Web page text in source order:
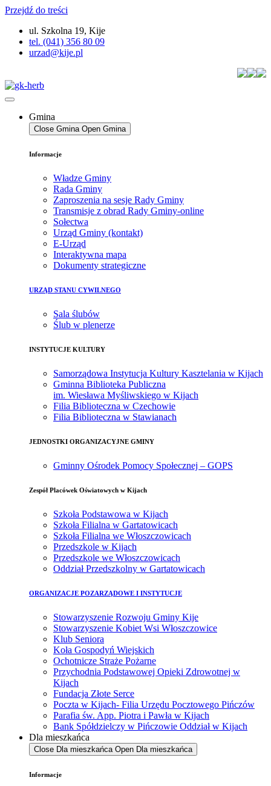
Przejdź do treści
ul. Szkolna 19, Kije
tel. (041) 356 80 09
urzad@kije.pl
Gmina
Close Gmina Open Gmina
Informacje
Władze Gminy
Rada Gminy
Zaproszenia na sesje Rady Gminy
Transmisje z obrad Rady Gminy-online
Sołectwa
Urząd Gminy (kontakt)
E-Urząd
Interaktywna mapa
Dokumenty strategiczne
URZĄD STANU CYWILNEGO
Sala ślubów
Ślub w plenerze
INSTYTUCJE KULTURY
Samorządowa Instytucja Kultury Kasztelania w Kijach
Gminna Biblioteka Publiczna
im. Wiesława Myśliwskiego w Kijach
Filia Biblioteczna w Czechowie
Filia Biblioteczna w Stawianach
JEDNOSTKI ORGANIZACYJNE GMINY
Gminny Ośrodek Pomocy Społecznej – GOPS
Zespół Placówek Oświatowych w Kijach
Szkoła Podstawowa w Kijach
Szkoła Filialna w Gartatowicach
Szkoła Filialna we Włoszczowicach
Przedszkole w Kijach
Przedszkole we Włoszczowicach
Oddział Przedszkolny w Gartatowicach
ORGANIZACJE POZARZĄDOWE I INSTYTUCJE
Stowarzyszenie Rozwoju Gminy Kije
Stowarzyszenie Kobiet Wsi Włoszczowice
Klub Seniora
Koła Gospodyń Wiejskich
Ochotnicze Straże Pożarne
Przychodnia Podstawowej Opieki Zdrowotnej w
Kijach
Fundacja Złote Serce
Poczta w Kijach- Filia Urzędu Pocztowego Pińczów
Parafia św. App. Piotra i Pawła w Kijach
Bank Spółdzielczy w Pińczowie Oddział w Kijach
Dla mieszkańca
Close Dla mieszkańca Open Dla mieszkańca
Informacje